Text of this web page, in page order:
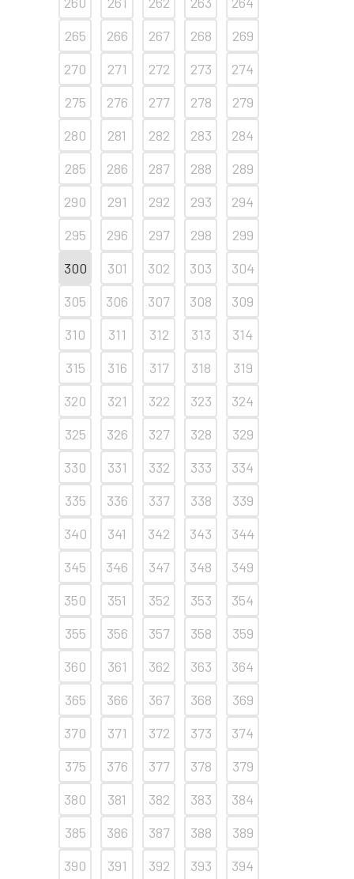
265
266 267 268
269
270
271 272 273
274
275
276 277 278
279
280
281 282 283
284
285
286 287 288
289
290
291 292 293
294
295
296 297 298
299
300
301 302 303
304
305
306 307 308
309
310
311 312 313
314
315
316 317 318
319
320
321 322 323
324
325
326 327 328
329
330
331 332 333
334
335
336 337 338
339
340
341 342 343
344
345
346 347 348
349
350
351 352 353
354
355
356 357 358
359
360
361 362 363
364
365
366 367 368
369
370
371 372 373
374
375
376 377 378
379
380
381 382 383
384
385
386 387 388
389
390
391 392 393 394